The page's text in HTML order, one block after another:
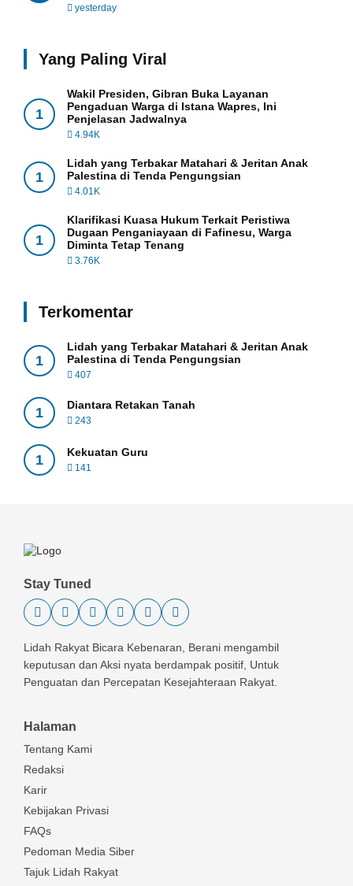
yesterday
Yang Paling Viral
1
Wakil Presiden, Gibran Buka Layanan
Pengaduan Warga di Istana Wapres, Ini
Penjelasan Jadwalnya
4.94K
1
Lidah yang Terbakar Matahari & Jeritan Anak
Palestina di Tenda Pengungsian
4.01K
1
Klarifikasi Kuasa Hukum Terkait Peristiwa
Dugaan Penganiayaan di Fafinesu, Warga
Diminta Tetap Tenang
3.76K
Terkomentar
1
Lidah yang Terbakar Matahari & Jeritan Anak
Palestina di Tenda Pengungsian
407
1 Diantara Retakan Tanah
243
1 Kekuatan Guru
141
Stay Tuned
Lidah Rakyat Bicara Kebenaran, Berani mengambil
keputusan dan Aksi nyata berdampak positif, Untuk
Penguatan dan Percepatan Kesejahteraan Rakyat.
Halaman
Tentang Kami
Redaksi
Karir
Kebijakan Privasi
FAQs
Pedoman Media Siber
Tajuk Lidah Rakyat